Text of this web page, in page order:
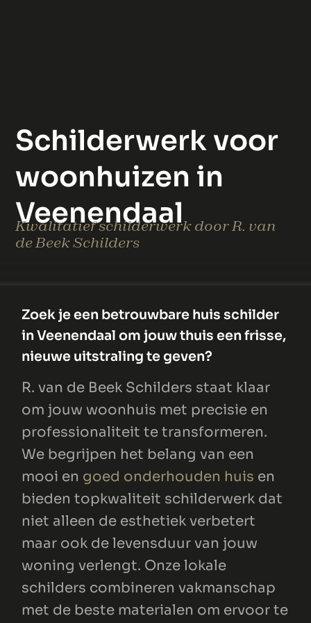
Schilderwerk voor
woonhuizen in
Veenendaal
Kwalitatief schilderwerk door R. van
de Beek Schilders
Zoek je een betrouwbare huis schilder
in Veenendaal om jouw thuis een frisse,
nieuwe uitstraling te geven?
R. van de Beek Schilders staat klaar
om jouw woonhuis met precisie en
professionaliteit te transformeren.
We begrijpen het belang van een
mooi en goed onderhouden huis en
bieden topkwaliteit schilderwerk dat
niet alleen de esthetiek verbetert
maar ook de levensduur van jouw
woning verlengt. Onze lokale
schilders combineren vakmanschap
met de beste materialen om ervoor te